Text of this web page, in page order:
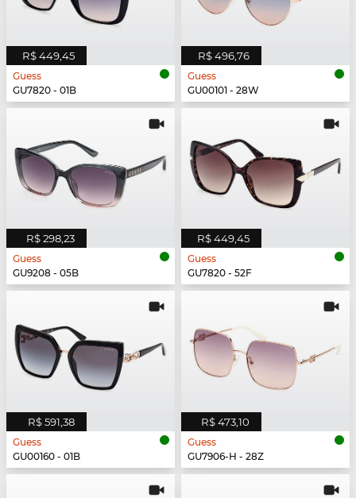
R$ 449,45
Guess
GU7820 - 01B
R$ 496,76
Guess
GU00101 - 28W
R$ 298,23
Guess
GU9208 - 05B
R$ 449,45
Guess
GU7820 - 52F
R$ 591,38
Guess
GU00160 - 01B
R$ 473,10
Guess
GU7906-H - 28Z